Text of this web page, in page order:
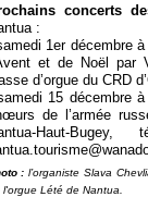
concerts
:
1er décembre
et de Noël par
d’orgue du CRD
15 décembre
de l’armée
Haut-
: l’organiste Slava
l'orgue Lété de Nantua.